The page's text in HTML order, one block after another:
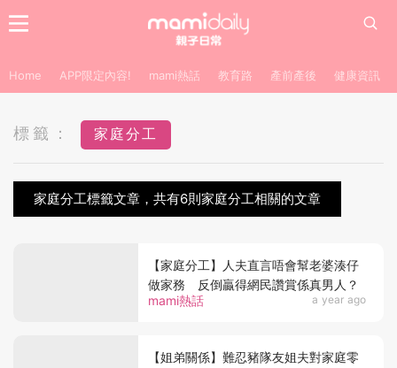
Home APP限定內容! mami熱話 教育路 產前產後 健康資訊
標籤： 家庭分工
家庭分工標籤文章，共有6則家庭分工相關的文章
mami熱話 a year ago
【家庭分工】人夫直言唔會幫老婆湊仔
做家務 反倒贏得網民讚賞係真男人？
【姐弟關係】難忍豬隊友姐夫對家庭零